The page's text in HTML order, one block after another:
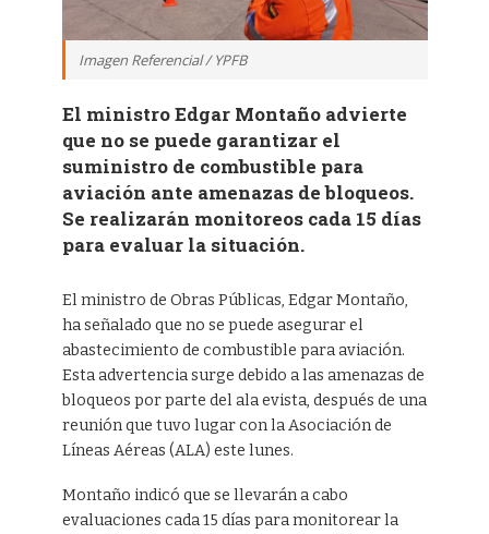
Imagen Referencial / YPFB
El ministro Edgar Montaño advierte
que no se puede garantizar el
suministro de combustible para
aviación ante amenazas de bloqueos.
Se realizarán monitoreos cada 15 días
para evaluar la situación.
El ministro de Obras Públicas, Edgar Montaño,
ha señalado que no se puede asegurar el
abastecimiento de combustible para aviación.
Esta advertencia surge debido a las amenazas de
bloqueos por parte del ala evista, después de una
reunión que tuvo lugar con la Asociación de
Líneas Aéreas (ALA) este lunes.
Montaño indicó que se llevarán a cabo
evaluaciones cada 15 días para monitorear la